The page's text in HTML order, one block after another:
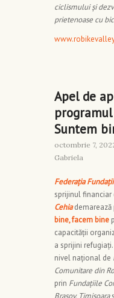
ciclismului şi
prietenoase cu
Apel de
programul
Suntem
octombrie 7,
Gabriela
Federația
sprijinul financiar
Cehia
bine, facem bine
capacității
a sprijini refugiați.
nivel național de
Comunitare din
prin Fundațiile
Brașov, Timișoara